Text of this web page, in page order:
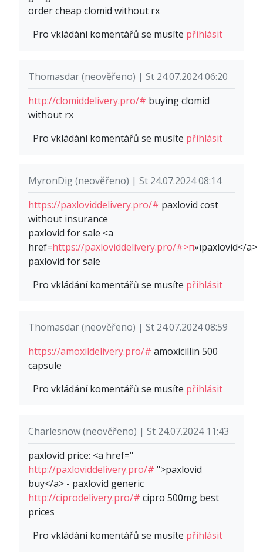
order cheap clomid without rx
Pro vkládání komentářů se musíte přihlásit
Thomasdar (neověřeno) | St 24.07.2024 06:20
http://clomiddelivery.pro/# buying clomid
without rx
Pro vkládání komentářů se musíte přihlásit
MyronDig (neověřeno) | St 24.07.2024 08:14
https://paxloviddelivery.pro/# paxlovid cost
without insurance
paxlovid for sale <a
href=https://paxloviddelivery.pro/#>п»їpaxlovid</a>
paxlovid for sale
Pro vkládání komentářů se musíte přihlásit
Thomasdar (neověřeno) | St 24.07.2024 08:59
https://amoxildelivery.pro/# amoxicillin 500
capsule
Pro vkládání komentářů se musíte přihlásit
Charlesnow (neověřeno) | St 24.07.2024 11:43
paxlovid price: <a href="
http://paxloviddelivery.pro/# ">paxlovid
buy</a> - paxlovid generic
http://ciprodelivery.pro/# cipro 500mg best
prices
Pro vkládání komentářů se musíte přihlásit